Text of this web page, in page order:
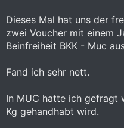
Dieses Mal hat uns der
zwei Voucher mit einem
Beinfreiheit BKK - Muc
Fand ich sehr nett.
In MUC hatte ich gefragt
Kg gehandhabt wird.